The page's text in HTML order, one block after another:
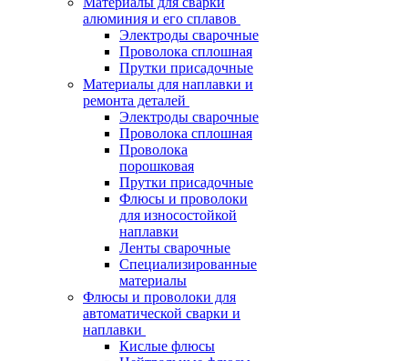
алюминия и его сплавов
Электроды сварочные
Проволока сплошная
Прутки присадочные
Материалы для наплавки и
ремонта деталей
Электроды сварочные
Проволока сплошная
Проволока
порошковая
Прутки присадочные
Флюсы и проволоки
для износостойкой
наплавки
Ленты сварочные
Специализированные
материалы
Флюсы и проволоки для
автоматической сварки и
наплавки
Кислые флюсы